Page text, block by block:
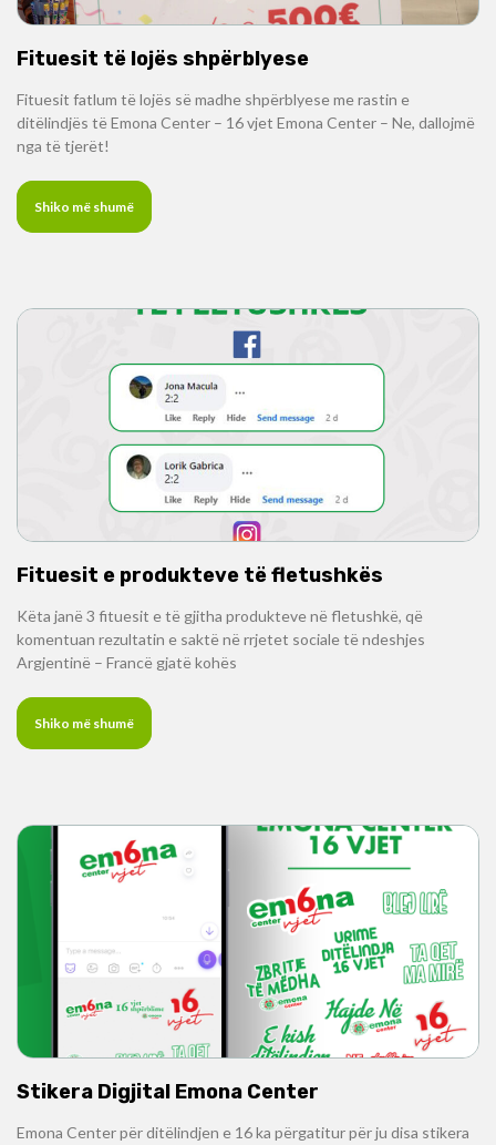
Fituesit të lojës shpërblyese
Fituesit fatlum të lojës së madhe shpërblyese me rastin e
ditëlindjës të Emona Center – 16 vjet Emona Center – Ne, dallojmë
nga të tjerët!
Shiko më shumë
Fituesit e produkteve të fletushkës
Këta janë 3 fituesit e të gjitha produkteve në fletushkë, që
komentuan rezultatin e saktë në rrjetet sociale të ndeshjes
Argjentinë – Francë gjatë kohës
Shiko më shumë
Stikera Digjital Emona Center
Emona Center për ditëlindjen e 16 ka përgatitur për ju disa stikera